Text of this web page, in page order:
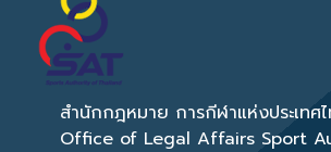
สำนักกฎหมาย การกีฬาแห่งประเทศ
Office of Legal Affairs Sport